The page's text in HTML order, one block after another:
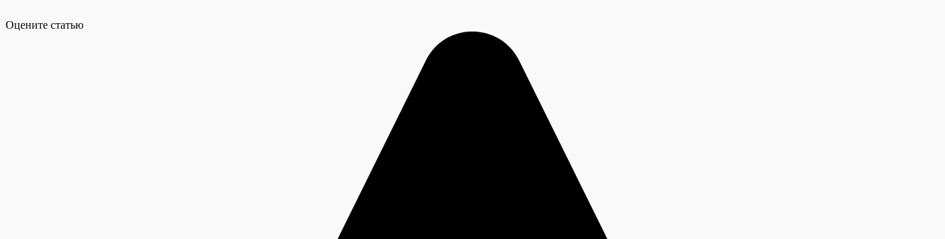
Оцените статью